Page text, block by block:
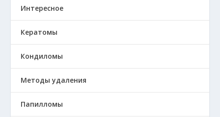
Интересное
Кератомы
Кондиломы
Методы удаления
Папилломы